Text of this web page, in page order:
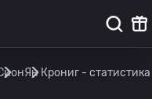
Ян Крониг -